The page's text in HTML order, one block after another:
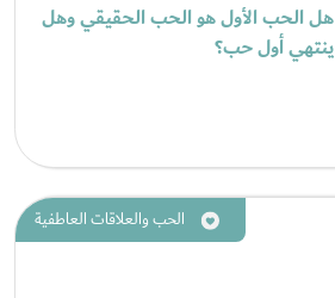
هل الحب الأول هو الحب الحقيقي وهل
ينتهي أول حب؟
الحب والعلاقات العاطفية